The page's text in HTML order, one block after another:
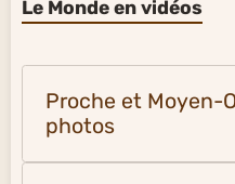
Le Monde en vidéos
Proche et Moyen-
photos